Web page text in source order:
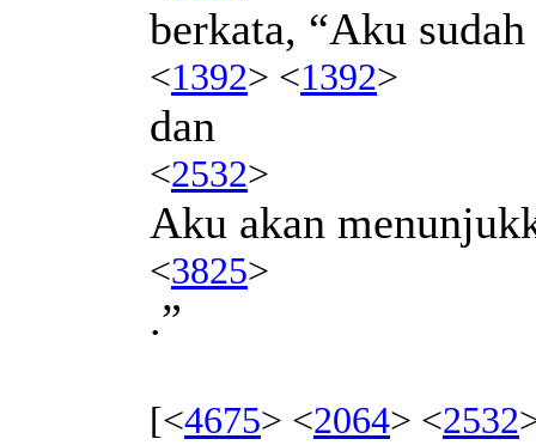
berkata, “Aku
<1392> <1392>
dan
<2532>
Aku akan
<3825>
.”
[<4675> <2064> <2532